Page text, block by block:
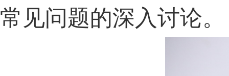
常见问题的深入讨论。